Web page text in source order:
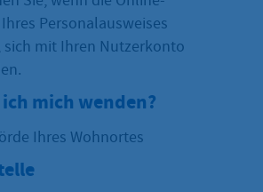
Personalausweises
sich mit Ihren Nutzerkonto
mich wenden?
Ihres Wohnortes